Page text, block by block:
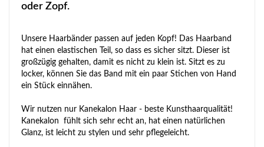
oder Zopf.
Unsere Haarbänder passen auf jeden Kopf! Das Haarband
hat einen elastischen Teil, so dass es sicher sitzt. Dieser ist
großzügig gehalten, damit es nicht zu klein ist. Sitzt es zu
locker, können Sie das Band mit ein paar Stichen von Hand
ein Stück einnähen.
Wir nutzen nur Kanekalon Haar - beste Kunsthaarqualität!
Kanekalon fühlt sich sehr echt an, hat einen natürlichen
Glanz, ist leicht zu stylen und sehr pflegeleicht.